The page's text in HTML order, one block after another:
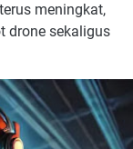
meningkat,
drone sekaligus